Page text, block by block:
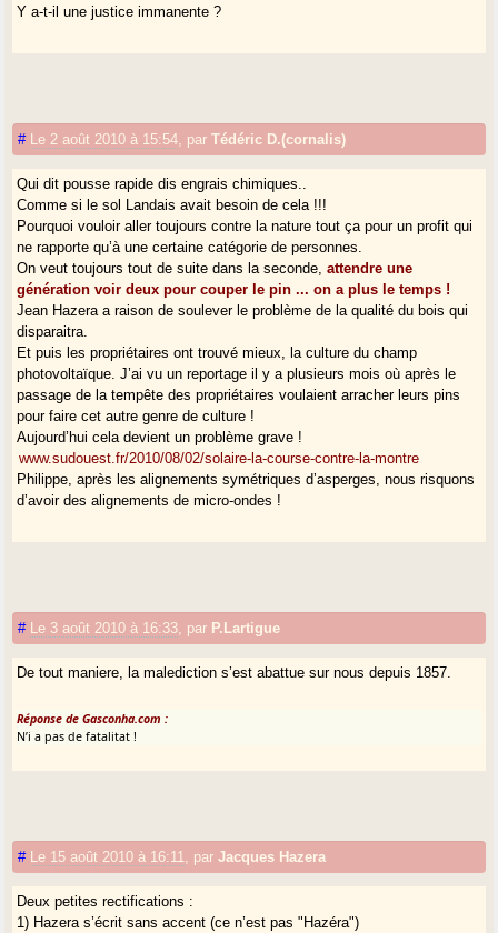
Y a-t-il une justice immanente ?
# Le 2 août 2010 à 15:54 parTédéric D.(cornalis)
Qui dit pousse rapide dis engrais chimiques..
Comme si le sol Landais avait besoin de cela !!!
Pourquoi vouloir aller toujours contre la nature tout ça pour un profit qui
ne rapporte qu’à une certaine catégorie de personnes.
On veut toujours tout de suite dans la seconde,attendre une
génération voir deux pour couper le pin ... on a plus le temps !
Jean Hazera a raison de soulever le problème de la qualité du bois qui
disparaitra.
Et puis les propriétaires ont trouvé mieux, la culture du champ
photovoltaïque. J’ai vu un reportage il y a plusieurs mois où après le
passage de la tempête des propriétaires voulaient arracher leurs pins
pour faire cet autre genre de culture !
Aujourd’hui cela devient un problème grave !
www.sudouest.fr/2010/08/02/solaire-la-course-contre-la-montre
Philippe, après les alignements symétriques d’asperges, nous risquons
d’avoir des alignements de micro-ondes !
# Le 3 août 2010 à 16:33 par P.Lartigue
De tout maniere, la malediction s’est abattue sur nous depuis 1857.
Réponse de Gasconha.com :
N’i a pas de fatalitat !
# Le 15 août 2010 à 16:11 parJacques Hazera
Deux petites rectifications :
1) Hazera s’écrit sans accent (ce n’est pas "Hazéra")